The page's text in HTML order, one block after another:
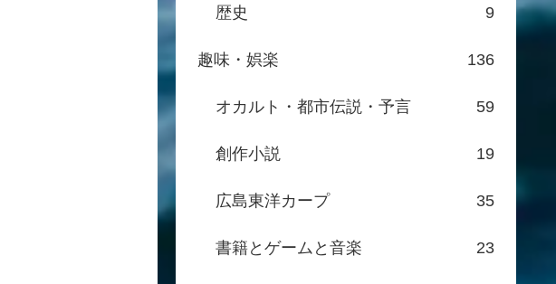
歴史 9
趣味・娯楽 136
オカルト・都市伝説・予言 59
創作小説 19
広島東洋カープ 35
書籍とゲームと音楽 23